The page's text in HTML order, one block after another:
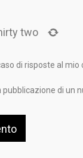
two
di risposte al mio
di un